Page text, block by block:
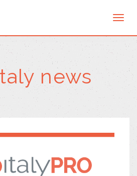
news